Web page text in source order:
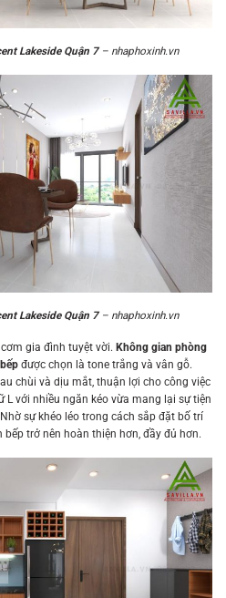
Lakeside Quận 7 – nhaphoxinh.vn
Lakeside Quận 7 – nhaphoxinh.vn
gia đình tuyệt vời. Không gian phòng
được chọn là tone trắng và vân gỗ.
chùi và dịu mắt, thuận lợi cho công việc
L với nhiều ngăn kéo vừa mang lại sự tiện
sự khéo léo trong cách sắp đặt bố trí
trở nên hoàn thiện hơn, đầy đủ hơn.